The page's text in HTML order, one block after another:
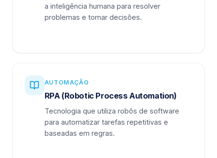
a inteligência humana para resolver
problemas e tomar decisões.
AUTOMAÇÃO
RPA (Robotic Process Automation)
Tecnologia que utiliza robôs de software
para automatizar tarefas repetitivas e
baseadas em regras.